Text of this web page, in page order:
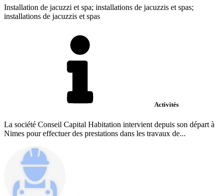
Installation de jacuzzi et spa; installations de jacuzzis et spas;
installations de jacuzzis et spas
Activités
La société Conseil Capital Habitation intervient depuis son départ à
Nimes pour effectuer des prestations dans les travaux de...